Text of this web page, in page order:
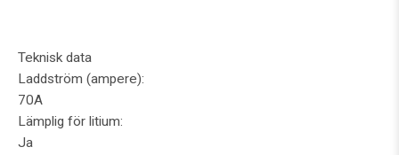
Teknisk data
Laddström (ampere):
70A
Lämplig för litium:
Ja